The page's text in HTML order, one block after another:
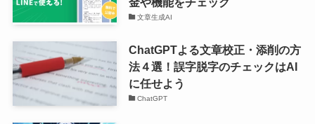
文章生成AI
ChatGPTよる文章校正・添削の方
法４選！誤字脱字のチェックはAI
に任せよう
ChatGPT